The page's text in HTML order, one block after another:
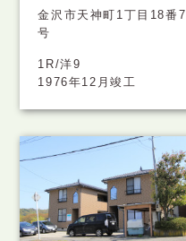
金沢市天神町1丁目18番7
号
1R/洋9
1976年12月竣工